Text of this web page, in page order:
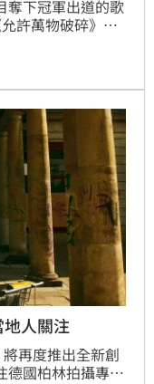
奪下冠軍出道的歌
許萬物破碎》，
己在德國柏林，
人關注
再度推出全新創
德國柏林拍攝專輯